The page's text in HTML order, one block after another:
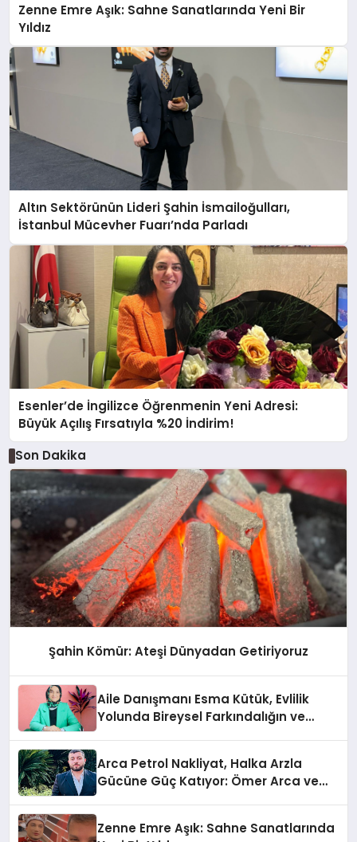
Zenne Emre Aşık: Sahne Sanatlarında Yeni Bir
Yıldız
Altın Sektörünün Lideri Şahin İsmailoğulları,
İstanbul Mücevher Fuarı’nda Parladı ￼
Esenler’de İngilizce Öğrenmenin Yeni Adresi:
Büyük Açılış Fırsatıyla %20 İndirim!
Son Dakika
Şahin Kömür: Ateşi Dünyadan Getiriyoruz
Aile Danışmanı Esma Kütük, Evlilik
Yolunda Bireysel Farkındalığın ve
Arca Petrol Nakliyat, Halka Arzla
Gücüne Güç Katıyor: Ömer Arca ve
Zenne Emre Aşık: Sahne Sanatlarında